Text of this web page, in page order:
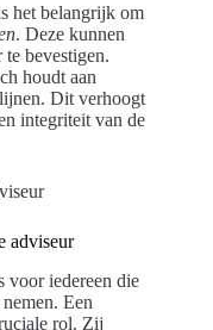
het belangrijk om
. Deze kunnen
bevestigen.
houdt aan
Dit verhoogt
integriteit van de
adviseur
voor iedereen die
Een
rol. Zij